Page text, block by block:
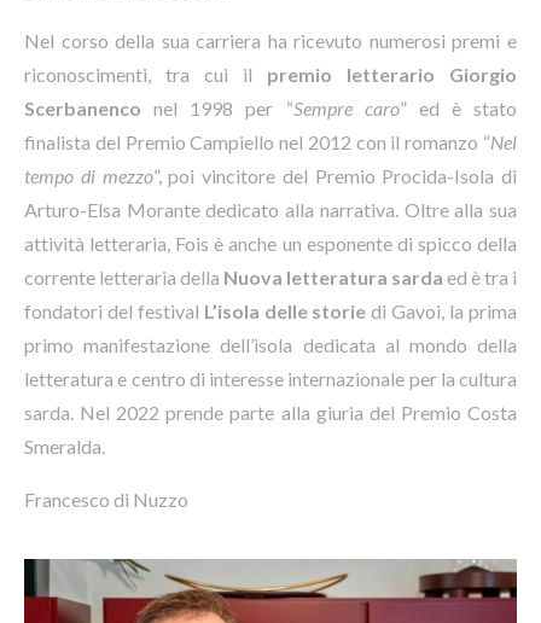
Nel corso della sua carriera ha ricevuto numerosi premi e
riconoscimenti, tra cui il premio letterario Giorgio
Scerbanenco nel 1998 per “Sempre caro” ed è stato
finalista del Premio Campiello nel 2012 con il romanzo “Nel
tempo di mezzo”, poi vincitore del Premio Procida-Isola di
Arturo-Elsa Morante dedicato alla narrativa. Oltre alla sua
attività letteraria, Fois è anche un esponente di spicco della
corrente letteraria della Nuova letteratura sarda ed è tra i
fondatori del festival L’isola delle storiedi Gavoi, la prima
primo manifestazione dell’isola dedicata al mondo della
letteratura e centro di interesse internazionale per la cultura
sarda. Nel 2022 prende parte alla giuria del Premio Costa
Smeralda.
Francesco di Nuzzo